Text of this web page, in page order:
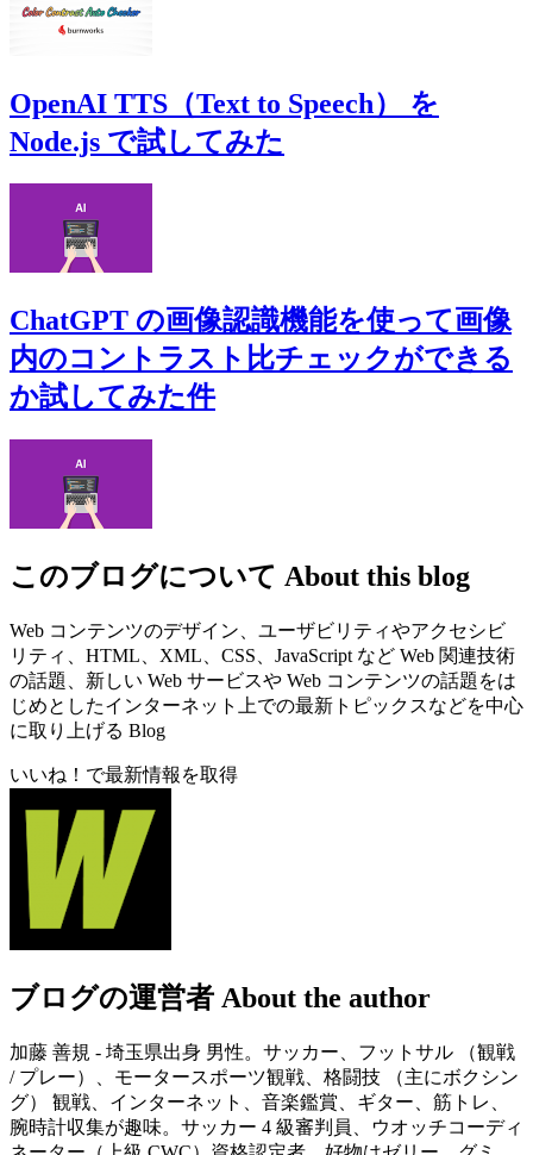
OpenAI TTS（Text to Speech） を
Node.js で試してみた
ChatGPT の画像認識機能を使って画像
内のコントラスト比チェックができる
か試してみた件
このブログについて About this blog
Web コンテンツのデザイン、ユーザビリティやアクセシビ
リティ、HTML、XML、CSS、JavaScript など Web 関連技術
の話題、新しい Web サービスや Web コンテンツの話題をは
じめとしたインターネット上での最新トピックスなどを中心
に取り上げる Blog
いいね！で最新情報を取得
ブログの運営者 About the author
加藤 善規 - 埼玉県出身 男性。サッカー、フットサル （観戦
/ プレー）、モータースポーツ観戦、格闘技 （主にボクシン
グ） 観戦、インターネット、音楽鑑賞、ギター、筋トレ、
腕時計収集が趣味。サッカー 4 級審判員、ウオッチコーディ